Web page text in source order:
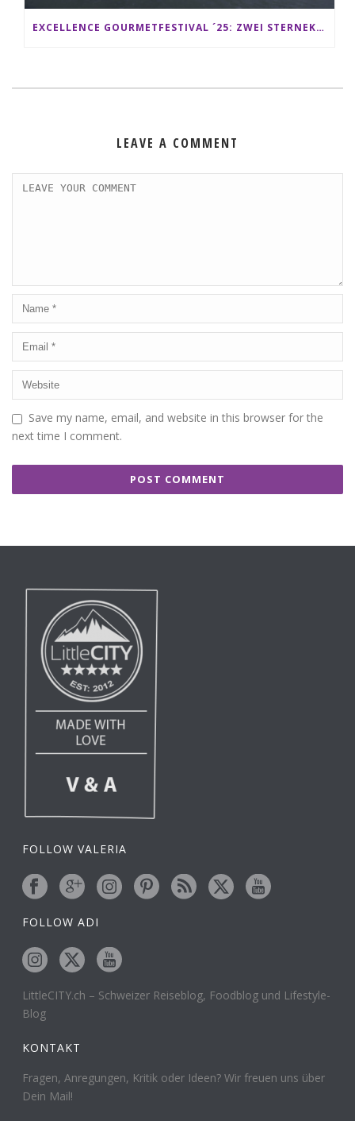
EXCELLENCE GOURMETFESTIVAL ´25: ZWEI STERNEKÖCHE ANTONIO GUIDA & DARIO MORESCO VERWÖHNEN IHRE GÄSTE AUF EINER LUXERIÖSEN SCHIFFSREISE
LEAVE A COMMENT
Save my name, email, and website in this browser for the
next time I comment.
FOLLOW VALERIA
FOLLOW ADI
LittleCITY.ch – Schweizer Reiseblog, Foodblog und Lifestyle-
Blog
KONTAKT
Fragen, Anregungen, Kritik oder Ideen? Wir freuen uns über
Dein Mail!